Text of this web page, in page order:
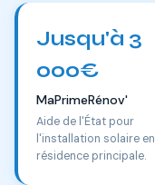
Jusqu'à 3
000€
MaPrimeRénov'
Aide de l'État pour
l'installation solaire en
résidence principale.